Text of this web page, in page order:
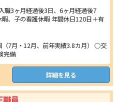
職3ヶ月経過後3日、6ヶ月経過後7
、子の看護休暇 年間休日120日＋有
7月・12月、前年実績3.8カ月） ○交
完備
詳細を見る
員